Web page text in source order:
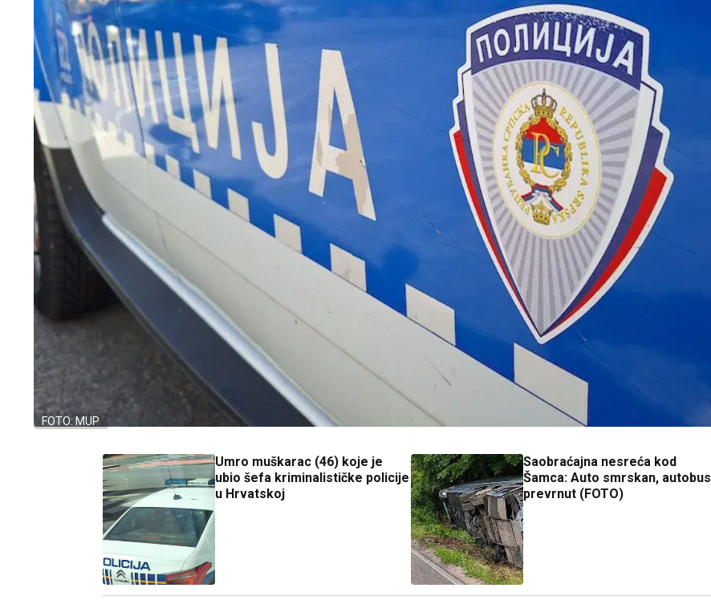
FOTO: MUP
Umro muškarac (46) koje je
ubio šefa kriminalističke policije
u Hrvatskoj
Saobraćajna nesreća kod
Šamca: Auto smrskan, autobus
prevrnut (FOTO)